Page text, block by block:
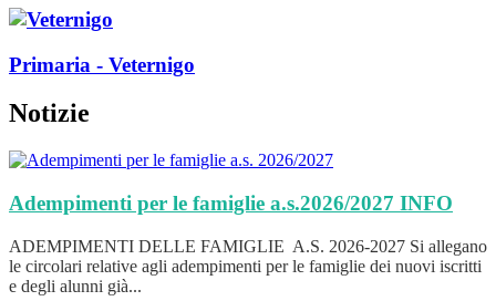
Primaria - Veternigo
Notizie
Adempimenti per le famiglie a.s.2026/2027 INFO
ADEMPIMENTI DELLE FAMIGLIE A.S. 2026-2027 Si allegano
le circolari relative agli adempimenti per le famiglie dei nuovi iscritti
e degli alunni già...